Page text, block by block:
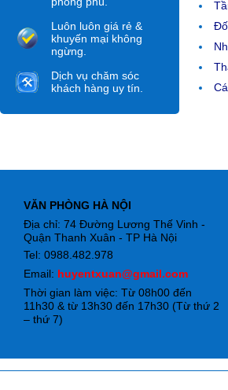
Luôn luôn giá rẻ &
khuyến mại không
ngừng.
Dịch vụ chăm sóc
khách hàng uy tín.
VĂN PHÒNG HÀ NỘI
Địa chỉ: 74 Đường Lương Thế Vinh -
Quận Thanh Xuân - TP Hà Nội
Tel: 0988.482.978
Email: huyentxuan@gmail.com
Thời gian làm việc: Từ 08h00 đến
11h30 & từ 13h30 đến 17h30 (Từ thứ 2
– thứ 7)